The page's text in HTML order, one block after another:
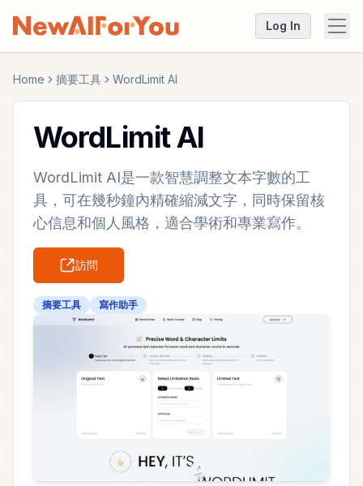
Log In
Home 摘要工具 WordLimit AI
WordLimit AI
WordLimit AI是一款智慧調整文本字數的工
具，可在幾秒鐘內精確縮減文字，同時保留核
心信息和個人風格，適合學術和專業寫作。
訪問
摘要工具 寫作助手